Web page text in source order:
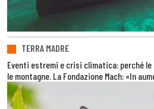
TERRA MADRE
Eventi estremi e crisi climatica: perché
le montagne. La Fondazione Mach: «In